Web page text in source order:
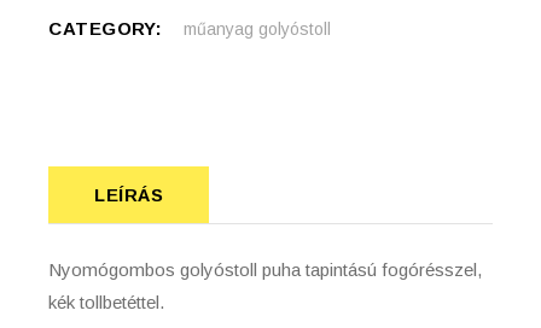
CATEGORY: műanyag golyóstoll
LEÍRÁS
Nyomógombos golyóstoll puha tapintású fogórésszel,
kék tollbetéttel.